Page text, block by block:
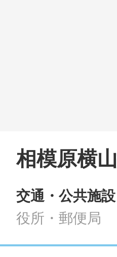
SMS
メー
相模原横
交通・公共施設
役所・郵便局
加